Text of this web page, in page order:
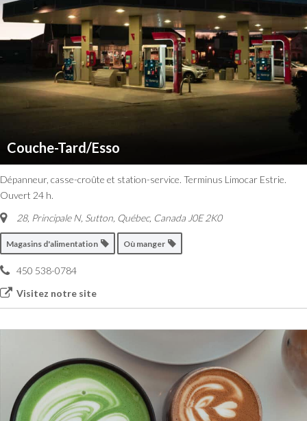
Couche-Tard/Esso
Dépanneur, casse-croûte et station-service. Terminus Limocar Estrie.
Ouvert 24 h.
28, Principale N, Sutton Québec, Canada J0E 2K0
Magasins d'alimentation Où manger
450 538-0784
Visitez notre site